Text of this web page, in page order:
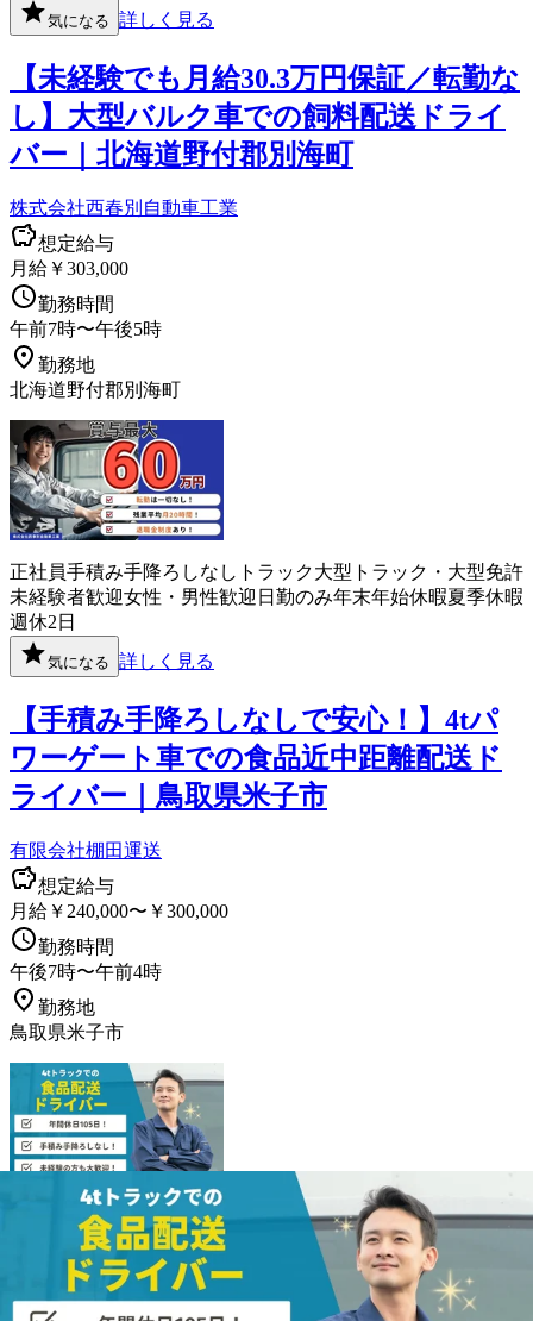
気になる 詳しく見る
【未経験でも月給30.3万円保証／転勤な
し】大型バルク車での飼料配送ドライ
バー｜北海道野付郡別海町
株式会社西春別自動車工業
想定給与
月給￥303,000
勤務時間
午前7時〜午後5時
勤務地
北海道野付郡別海町
正社員手積み手降ろしなし トラック大型トラック・大型免許
未経験者歓迎女性・男性歓迎 日勤のみ年末年始休暇夏季休暇
週休2日
気になる 詳しく見る
【手積み手降ろしなしで安心！】4tパ
ワーゲート車での食品近中距離配送ド
ライバー｜鳥取県米子市
有限会社棚田運送
想定給与
月給￥240,000〜￥300,000
勤務時間
午後7時〜午前4時
勤務地
鳥取県米子市
手積み手降ろしなし ルート配送食品トラック中型トラ
ック・中型免許4トン未経験者歓迎 女性・男性歓迎
夜勤のみ残業ほぼなし
気になる 詳しく見る